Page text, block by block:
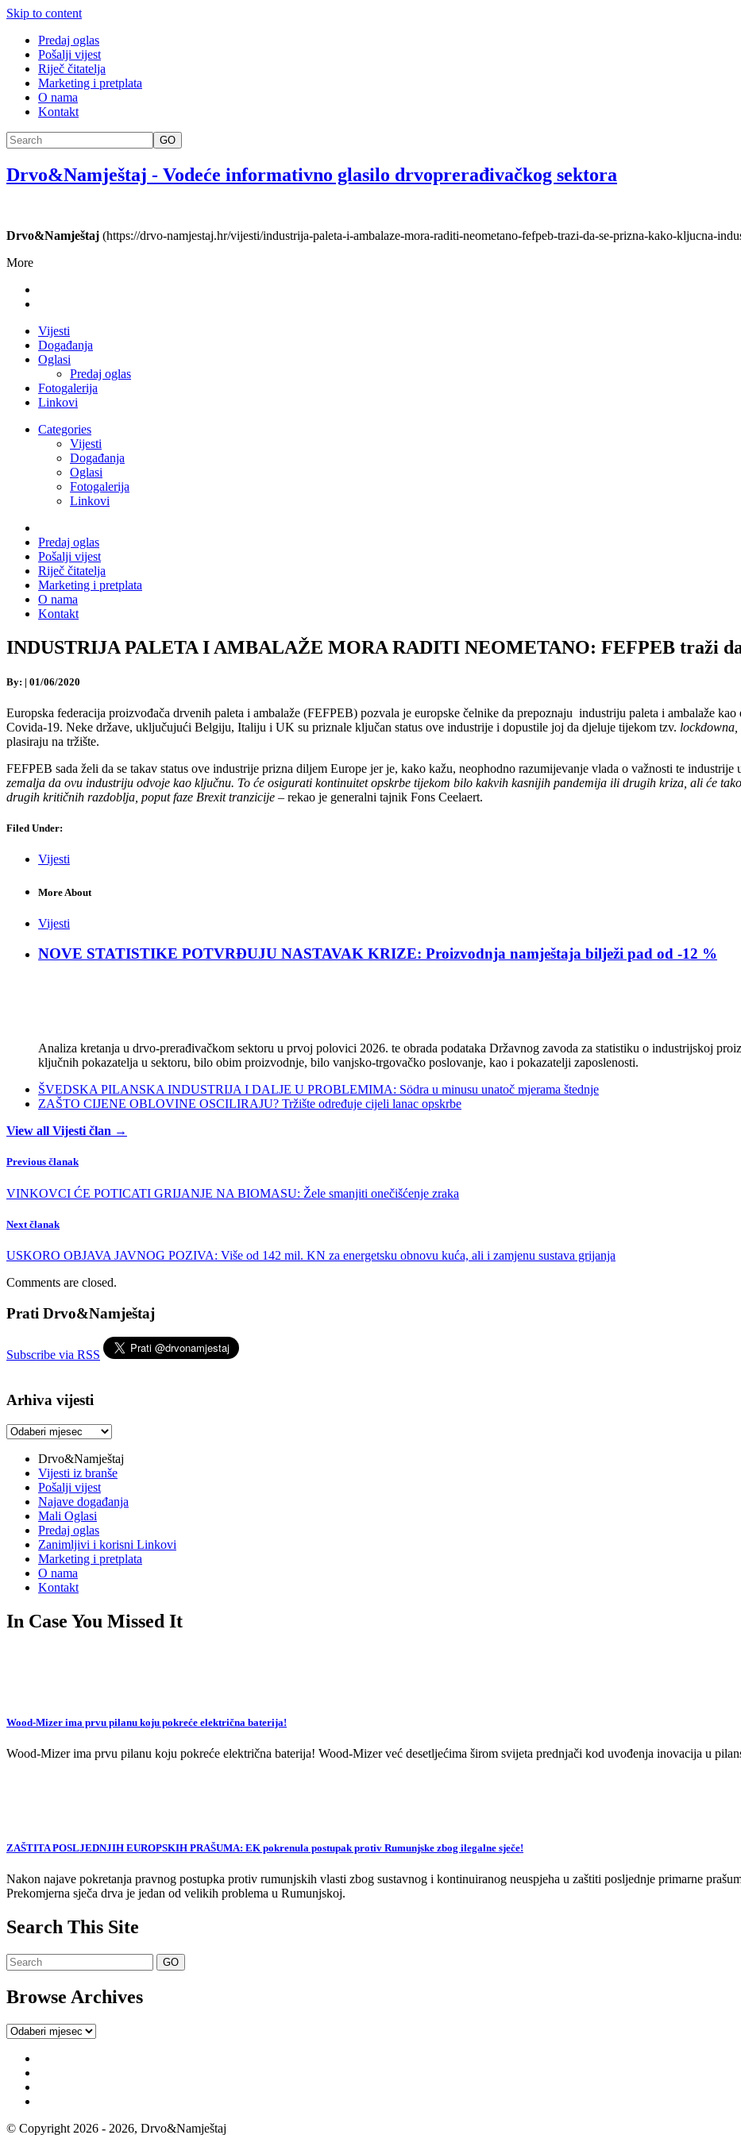
Skip to content
Predaj oglas
Pošalji vijest
Riječ čitatelja
Marketing i pretplata
O nama
Kontakt
GO
Drvo&Namještaj - Vodeće informativno glasilo drvoprerađivačkog sektora
Drvo&Namještaj (https://drvo-namjestaj.hr/vijesti/industrija-paleta-i-ambalaze-mora-raditi-neometano-fefpeb-trazi-da-se-prizna-kako-kljucna-
More
Vijesti
Događanja
Oglasi
Predaj oglas
Fotogalerija
Linkovi
Categories
Vijesti
Događanja
Oglasi
Fotogalerija
Linkovi
Predaj oglas
Pošalji vijest
Riječ čitatelja
Marketing i pretplata
O nama
Kontakt
INDUSTRIJA PALETA I AMBALAŽE MORA RADITI NEOMETANO: FEFPEB traži
By: | 01/06/2020
Europska federacija proizvođača drvenih paleta i ambalaže (FEFPEB) pozvala je europske čelnike da prepoznaju industriju paleta i ambalaže
Covida-19. Neke države, uključujući Belgiju, Italiju i UK su priznale ključan status ove industrije i dopustile joj da djeluje tijekom tzv. lockdowna,
plasiraju na tržište.
FEFPEB sada želi da se takav status ove industrije prizna diljem Europe jer je, kako kažu, neophodno razumijevanje vlada o važnosti te industrije
zemalja da ovu industriju odvoje kao ključnu. To će osigurati kontinuitet opskrbe tijekom bilo kakvih kasnijih pandemija ili drugih kriza, ali će
drugih kritičnih razdoblja, poput faze Brexit tranzicije – rekao je generalni tajnik Fons Ceelaert.
Filed Under:
Vijesti
More About
Vijesti
NOVE STATISTIKE POTVRĐUJU NASTAVAK KRIZE: Proizvodnja namještaja bilježi pad od -12 %
Analiza kretanja u drvo-prerađivačkom sektoru u prvoj polovici 2026. te obrada podataka Državnog zavoda za statistiku o industrijskoj
ključnih pokazatelja u sektoru, bilo obim proizvodnje, bilo vanjsko-trgovačko poslovanje, kao i pokazatelji zaposlenosti.
ŠVEDSKA PILANSKA INDUSTRIJA I DALJE U PROBLEMIMA: Södra u minusu unatoč mjerama štednje
ZAŠTO CIJENE OBLOVINE OSCILIRAJU? Tržište određuje cijeli lanac opskrbe
View all Vijesti član →
Previous članak
VINKOVCI ĆE POTICATI GRIJANJE NA BIOMASU: Žele smanjiti onečišćenje zraka
Next članak
USKORO OBJAVA JAVNOG POZIVA: Više od 142 mil. KN za energetsku obnovu kuća, ali i zamjenu sustava grijanja
Comments are closed.
Prati Drvo&Namještaj
Subscribe via RSS
Arhiva vijesti
Arhiva
Drvo&Namještaj
Vijesti iz branše
Pošalji vijest
Najave događanja
Mali Oglasi
Predaj oglas
Zanimljivi i korisni Linkovi
Marketing i pretplata
O nama
Kontakt
In Case You Missed It
Wood-Mizer ima prvu pilanu koju pokreće električna baterija!
Wood-Mizer ima prvu pilanu koju pokreće električna baterija! Wood-Mizer već desetljećima širom svijeta prednjači kod uvođenja inovacija u
ZAŠTITA POSLJEDNJIH EUROPSKIH PRAŠUMA: EK pokrenula postupak protiv Rumunjske zbog ilegalne sječe!
Nakon najave pokretanja pravnog postupka protiv rumunjskih vlasti zbog sustavnog i kontinuiranog neuspjeha u zaštiti posljednje primarne
Prekomjerna sječa drva je jedan od velikih problema u Rumunjskoj.
Search This Site
Browse Archives
Browse
© Copyright 2026 - 2026, Drvo&Namještaj